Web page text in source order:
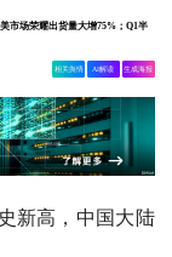
市场荣耀出货量大增75%；Q1半
相关舆情 AI解读 生成海报
新高，中国大陆